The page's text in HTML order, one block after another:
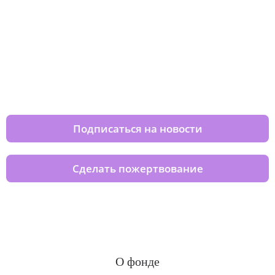
Подписаться на новости
Сделать пожертвование
О фонде